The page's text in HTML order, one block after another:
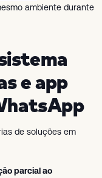
ambiente durante
e app
de soluções em
parcial ao